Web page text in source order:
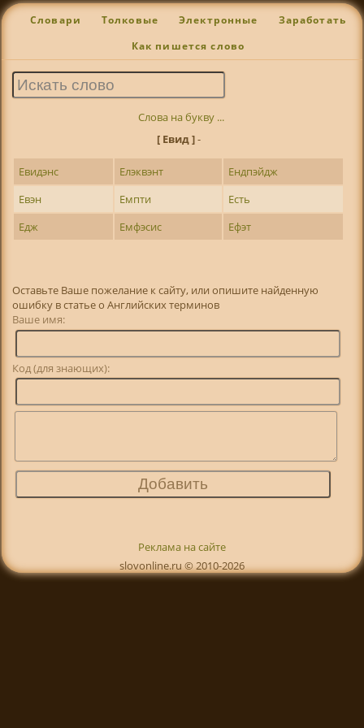
Словари Толковые Электронные Заработать
Как пишется слово
Слова на букву ...
[ Евид ]-
Евидэнс Елэквэнт
Ендпэйдж
Евэн
Емпти
Есть
Едж
Емфэсис Ефэт
Оставьте Ваше пожелание к сайту, или опишите найденную
ошибку в статье о Английских терминов
Ваше имя:
Код (для знающих):
Реклама на сайте
slovonline.ru © 2010-2026